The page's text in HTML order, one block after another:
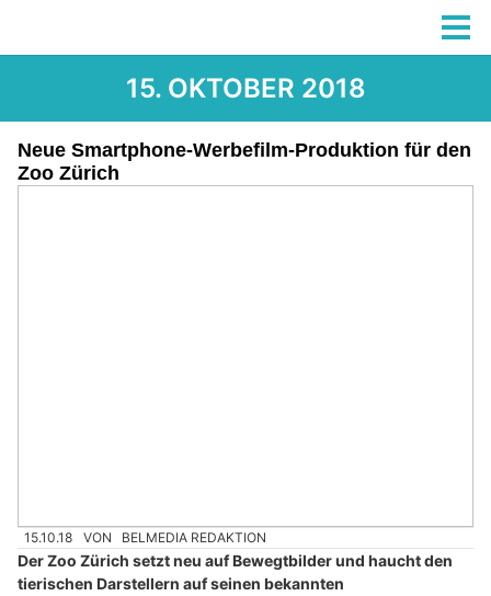
15. OKTOBER 2018
Neue Smartphone-Werbefilm-Produktion für den
Zoo Zürich
15.10.18 VON BELMEDIA REDAKTION
Der Zoo Zürich setzt neu auf Bewegtbilder und haucht den
tierischen Darstellern auf seinen bekannten